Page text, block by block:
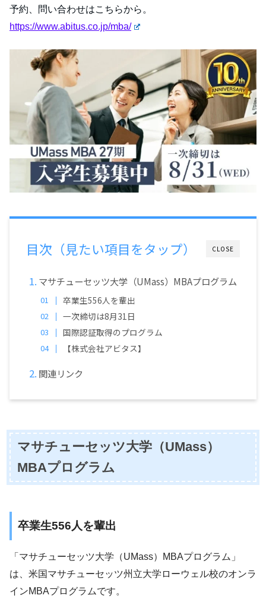
予約、問い合わせはこちらから。
https://www.abitus.co.jp/mba/
CLOSE
目次（見たい項目をタップ）
マサチューセッツ大学（UMass）MBAプログラム
卒業生556人を輩出
一次締切は8月31日
国際認証取得のプログラム
【株式会社アビタス】
関連リンク
マサチューセッツ大学（UMass）
MBAプログラム
卒業生556人を輩出
「マサチューセッツ大学（UMass）MBAプログラム」
は、米国マサチューセッツ州立大学ローウェル校のオンラ
インMBAプログラムです。